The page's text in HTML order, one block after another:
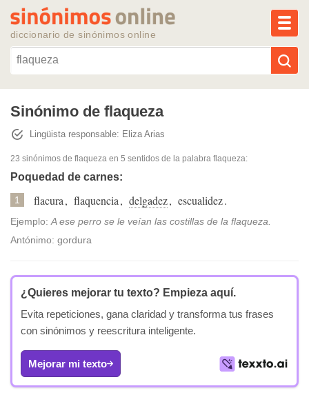
diccionario de sinónimos online
Reescribir texto con IA
Sinónimos populares
Temas populares
Temas recientes
Sinónimo de flaqueza
Lingüista responsable: Eliza Arias
23 sinónimos de flaqueza en 5 sentidos de la palabra flaqueza:
Poquedad de carnes:
1 flacura, flaquencia, delgadez, escualidez.
Ejemplo:A ese perro se le veían las costillas de la flaqueza.
Antónimo: gordura
¿Quieres mejorar tu texto? Empieza aquí.
Evita repeticiones, gana claridad y transforma tus frases
con sinónimos y reescritura inteligente.
Mejorar mi texto